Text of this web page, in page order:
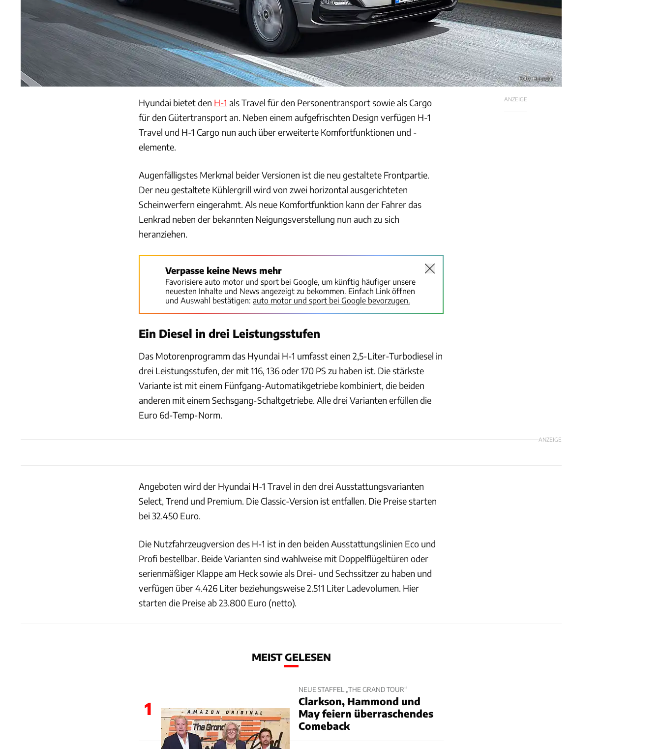
Foto: Hyundai
ANZEIGE
Hyundai bietet den H-1 als Travel für den Personentransport sowie als Cargo
für den Gütertransport an. Neben einem aufgefrischten Design verfügen H-1
Travel und H-1 Cargo nun auch über erweiterte Komfortfunktionen und -
elemente.
Augenfälligstes Merkmal beider Versionen ist die neu gestaltete Frontpartie.
Der neu gestaltete Kühlergrill wird von zwei horizontal ausgerichteten
Scheinwerfern eingerahmt. Als neue Komfortfunktion kann der Fahrer das
Lenkrad neben der bekannten Neigungsverstellung nun auch zu sich
heranziehen.
Verpasse keine News mehr
Favorisiere auto motor und sport bei Google, um künftig häufiger unsere
neuesten Inhalte und News angezeigt zu bekommen. Einfach Link öffnen
und Auswahl bestätigen: auto motor und sport bei Google bevorzugen.
Ein Diesel in drei Leistungsstufen
Das Motorenprogramm das Hyundai H-1 umfasst einen 2,5-Liter-Turbodiesel in
drei Leistungsstufen, der mit 116, 136 oder 170 PS zu haben ist. Die stärkste
Variante ist mit einem Fünfgang-Automatikgetriebe kombiniert, die beiden
anderen mit einem Sechsgang-Schaltgetriebe. Alle drei Varianten erfüllen die
Euro 6d-Temp-Norm.
ANZEIGE
Angeboten wird der Hyundai H-1 Travel in den drei Ausstattungsvarianten
Select, Trend und Premium. Die Classic-Version ist entfallen. Die Preise starten
bei 32.450 Euro.
Die Nutzfahrzeugversion des H-1 ist in den beiden Ausstattungslinien Eco und
Profi bestellbar. Beide Varianten sind wahlweise mit Doppelflügeltüren oder
serienmäßiger Klappe am Heck sowie als Drei- und Sechssitzer zu haben und
verfügen über 4.426 Liter beziehungsweise 2.511 Liter Ladevolumen. Hier
starten die Preise ab 23.800 Euro (netto).
MEIST GELESEN
1
NEUE STAFFEL „THE GRAND TOUR“
Clarkson, Hammond und
May feiern überraschendes
Comeback